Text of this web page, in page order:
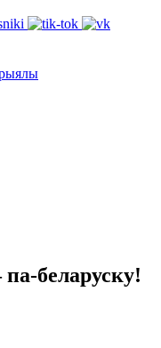
беларуску!